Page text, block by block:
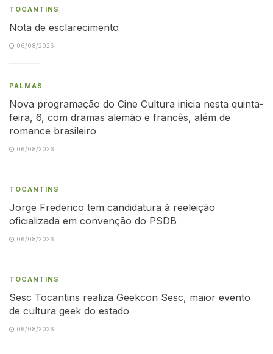
TOCANTINS
Nota de esclarecimento
06/08/2026
PALMAS
Nova programação do Cine Cultura inicia nesta quinta-
feira, 6, com dramas alemão e francês, além de
romance brasileiro
06/08/2026
TOCANTINS
Jorge Frederico tem candidatura à reeleição
oficializada em convenção do PSDB
06/08/2026
TOCANTINS
Sesc Tocantins realiza Geekcon Sesc, maior evento
de cultura geek do estado
06/08/2026